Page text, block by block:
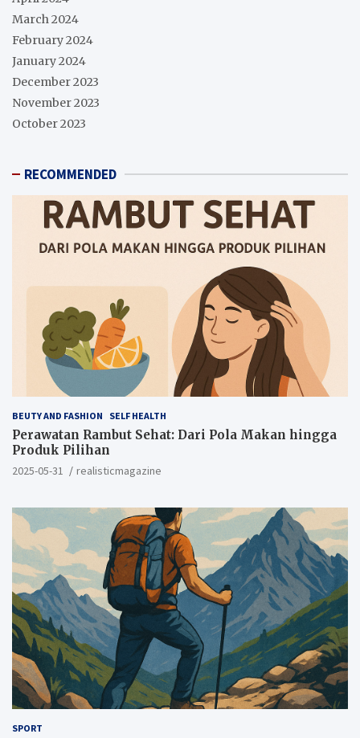
March 2024
February 2024
January 2024
December 2023
November 2023
October 2023
RECOMMENDED
BEUTY AND FASHION SELF HEALTH
Perawatan Rambut Sehat: Dari Pola Makan hingga
Produk Pilihan
2025-05-31 realisticmagazine
SPORT